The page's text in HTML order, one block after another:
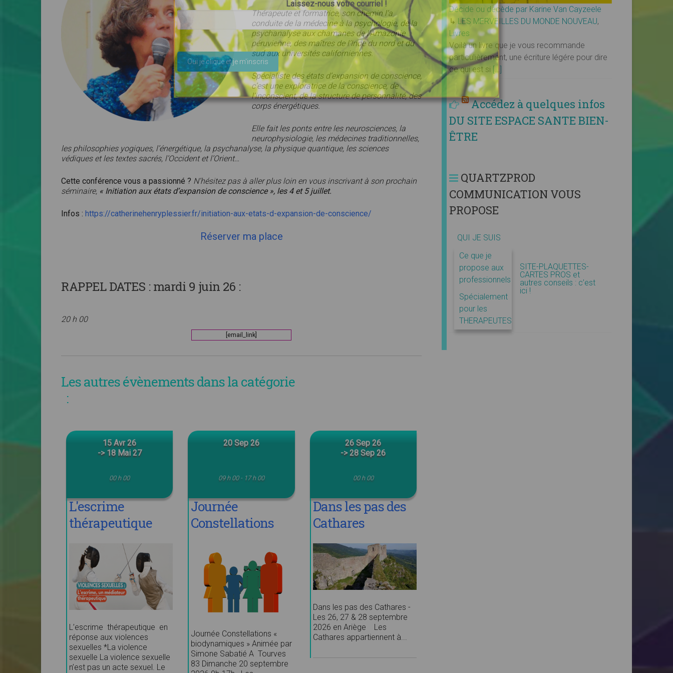
Thérapeute et formatrice, son chemin l’a
conduite de la médecine à la psychologie, de la
psychanalyse aux chamanes de l’Amazonie
péruvienne, des maîtres de l’Inde du nord et du
sud aux universités californiennes.
Spécialiste des états d’expansion de conscience,
c’est une exploratrice de la conscience, de
l’inconscient, de la structure de personnalité, des
corps énergétiques.
Elle fait les ponts entre les neurosciences, la
neurophysiologie, les médecines traditionnelles,
les philosophies yogiques, l’énergétique, la psychanalyse, la physique quantique, les sciences
védiques et les textes sacrés, l’Occident et l’Orient…
Cette conférence vous a passionné ? N’hésitez pas à aller plus loin en vous inscrivant à son prochain
séminaire, « Initiation aux états d’expansion de conscience », les 4 et 5 juillet.
Infos : https://catherinehenryplessier.fr/initiation-aux-etats-d-expansion-de-conscience/
Réserver ma place
RAPPEL DATES :mardi 9 juin 26 :
20 h 00
[email_link]
Les autres évènements dans la catégorie
:
15 Avr 26
-> 18 Mai 27
00 h 00
L'escrime
thérapeutique
L’escrime thérapeutique en
réponse aux violences
sexuelles *La violence
sexuelle La violence sexuelle
n’est pas un acte sexuel. Le
20 Sep 26
09 h 00 - 17 h 00
Journée
Constellations
Journée Constellations «
biodynamiques » Animée par
Simone Sabatié A Tourves
83 Dimanche 20 septembre
26 Sep 26
-> 28 Sep 26
00 h 00
Dans les pas des
Cathares
Dans les pas des Cathares -
Les 26, 27 & 28 septembre
2026 en Ariège Les
Cathares appartiennent à...
Décide ou décède par Karine Van Cayzeele
↳ LES MERVEILLES DU MONDE NOUVEAU,
Livres
Voilà un livre que je vous recommande
particulièrement, une écriture légére pour dire
ce qui est si […]
Accédez à quelques infos
DU SITE ESPACE SANTE BIEN-
ÊTRE
QUARTZPROD
COMMUNICATION VOUS
PROPOSE
QUI JE SUIS
Ce que je
propose aux
professionnels
Spécialement
pour les
THERAPEUTES
SITE-PLAQUETTES-
CARTES PROS et
autres conseils : c’est
ici !
Laissez-nous votre courriel !
Veuillez laisser ce champ vide.